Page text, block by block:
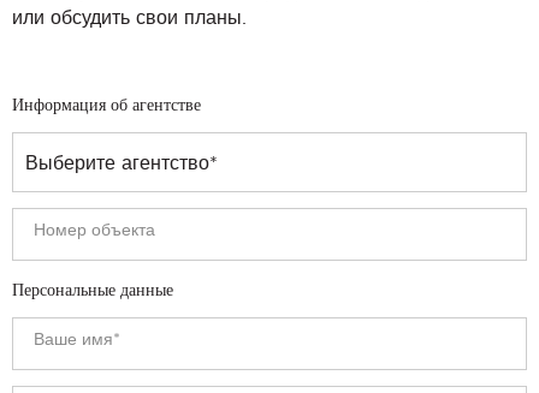
или обсудить свои планы.
Информация об агентстве
Персональные данные